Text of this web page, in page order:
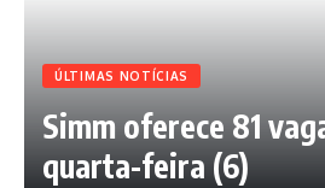
ÚLTIMAS NOTÍCIAS
Simm oferece 81
quarta-feira (6)